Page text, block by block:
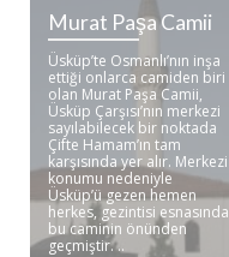
Murat Paşa Camii
Üsküp’te Osmanlı’nın inşa
ettiği onlarca camiden biri
olan Murat Paşa Camii,
Üsküp Çarşısı’nın merkezi
sayılabilecek bir noktada
Çifte Hamam’ın tam
karşısında yer alır. Merkezi
konumu nedeniyle
Üsküp’ü gezen hemen
herkes, gezintisi esnasında
bu caminin önünden
geçmiştir. ..